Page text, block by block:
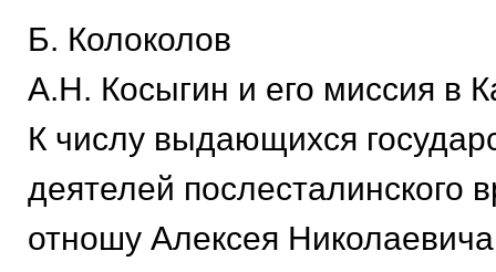
Б. Колоколов
А.Н. Косыгин и его миссия в
К числу выдающихся
деятелей послесталинского
отношу Алексея